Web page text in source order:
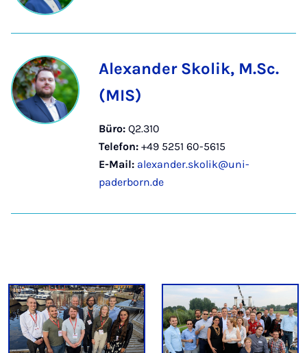
Alexander Skolik, M.Sc.
(MIS)
Büro: Q2.310
Telefon: +49 5251 60-5615
E-Mail: alexander.skolik@uni-
paderborn.de